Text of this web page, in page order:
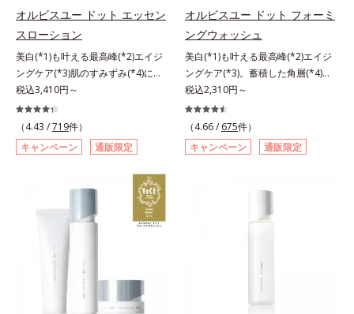
による*6 キメの乱れによる＜使用
量目安＞適量＜使用ステップ＞オル
ビス ザ クレンジング オイル ⇒
洗顔料 ⇒ 化粧水 ⇒ 保湿液
※W洗顔が必要です＜使用方法＞1.
適量（2プッシュ程度）をとり、手
のひら全体にさっと広げます。2.肌
の上で軽くらせんを描くように、メ
イクとよくなじませます。※落ちに
くいメイクを落とす際は、乾いた手
にとり、メイクとしっかりなじませ
てください。3.メイクとなじんだ
ら、水またはぬるま湯でよく洗い流
てください。各商品の詳しい情報は
商品ページをご覧ください。・
BEAUTY夏祭りは、こちら
おいの通り道”を作って化粧水のな
じみ感をUP。化粧水前に使うこと
で、普段の化粧水の手ごたえをより
実感できる、しっとり整った肌状態
へ。化粧水前に2プッシュ使うだけ
で、うるおいのすき間にぐんぐん入
り込み、うるおいで満ち満ちたハリ
のある美肌へと整えます。*1 クチ
ナシ果実エキス、ハトムギ種子エキ
ス、ユズ果実エキス、水添レシチ
ン、フィトステロールズ、（Ｃ１２
－２０）アルキルグルコシドの組み
合わせが初（2023年4月 Mintel社デ
ータベースによる当社調べ）*2 う
ーストステップのこと*4 細胞間脂
質に類似した構造*5 保湿成分
シリーズは美容成分(*7)として
「G.D.F.アクティベーター(*8)」を
配合。そして、従来から配合してい
る美白(*1)有効成分「トラネキサム
酸」を配合しました。さらに、シリ
ーズ共通の美容成分「GLルートブ
ースター(*9)」を配合することで、
肌のふっくら感や透明感を叶えま
す。美白ケアしながら多角的なエイ
ジングケアが叶うシリーズに。3ス
感を。効果的なシナジー設計で、あ
す。*1 メラニンの生成を抑え、シ
リーズの保湿力*3 年齢に応じたお
手入れのこと*4 うるおいによる
*5 乾燥、ハリ・ツヤのなさ*6
オルビスユー ドット エッセン
スローション
美白(*1)も叶える最高峰(*2)エイジ
ングケア(*3)肌のすみずみ(*4)にし
みわたるうるおい充満ローション。
ハリも透明感(*5)も結果主義。年齢
サイン(*6)の因子に着目した肌科学
エイジングケア(*3)シリーズ。オル
ビスユー ドットシリーズは、年齢
による肌悩み一つ一つを対処するの
ではなく、肌で起きていることの根
本原因に着目。加齢とともに現れる
年齢サインについて研究を進めたと
リのなさ」や、くすみ(*7)などが現
れている状態である「透明感のな
さ」が、大人の肌印象に大きな影響
を与えていることがわかりました。
税込3,410円～
（4.43 /719件）
キャンペーン
通販限定
オルビスユー ドット フォーミ
ングウォッシュ
美白(*1)も叶える最高峰(*2)エイジ
ングケア(*3)。蓄積した角層(*4)を
絡めとりくすみ(*5)を晴らす高密着
マイルドピーリング(*6)洗顔料。ハ
リも透明感(*7)も結果主義。年齢サ
イン(*8)の因子に着目した肌科学エ
イジングケア(*3)シリーズ。オルビ
よる肌悩み一つ一つを対処するので
原因に着目。加齢とともに現れる年
のなさ」や、くすみ(*5)などが現れ
ている状態である「透明感のなさ」
が、大人の肌印象に大きな影響を与
税込2,310円～
（4.66 / 675件）
キャンペーン
通販限定